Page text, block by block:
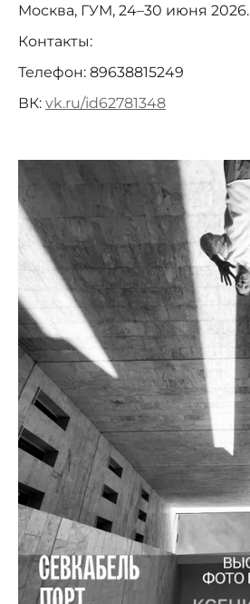
Москва, ГУМ, 24–30 июня 2026.
Контакты:
Телефон: 89638815249
ВК: vk.ru/id62781348